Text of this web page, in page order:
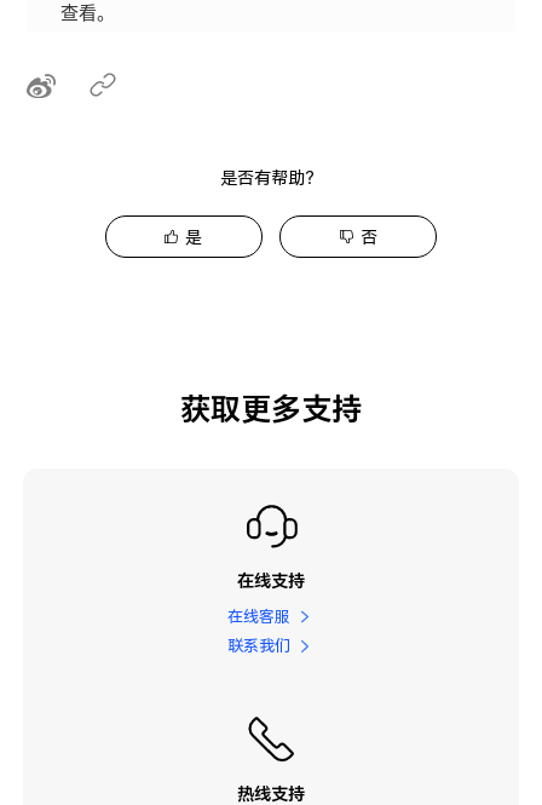
查看。
是否有帮助？
是 否
获取更多支持
在线支持
在线客服
联系我们
热线支持